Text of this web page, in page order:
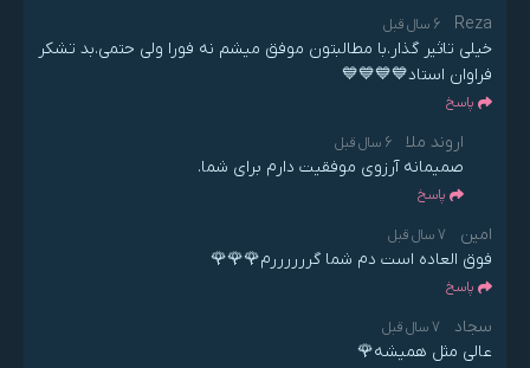
Reza 6 سال قبل
خیلی تاثیر گذار.با مطالبتون موفق میشم نه فورا ولی حتمی.بد تشکر
فراوان استاد💙💙💙💙
پاسخ
اروند ملا 6 سال قبل
صمیمانه آرزوی موفقیت دارم برای شما.
پاسخ
امین 7 سال قبل
فوق العاده است دم شما گررررررم🌹🌹🌹
پاسخ
سجاد 7 سال قبل
عالی مثل همیشه🌹